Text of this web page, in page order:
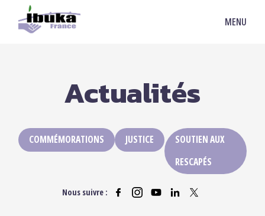
MENU
Actualités
COMMÉMORATIONS JUSTICE
SOUTIEN AUX
RESCAPÉS
Nous suivre :